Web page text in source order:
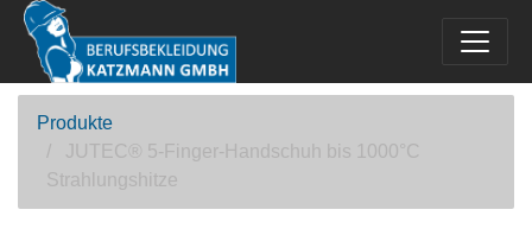
Produkte
JUTEC® 5-Finger-Handschuh bis 1000°C
Strahlungshitze